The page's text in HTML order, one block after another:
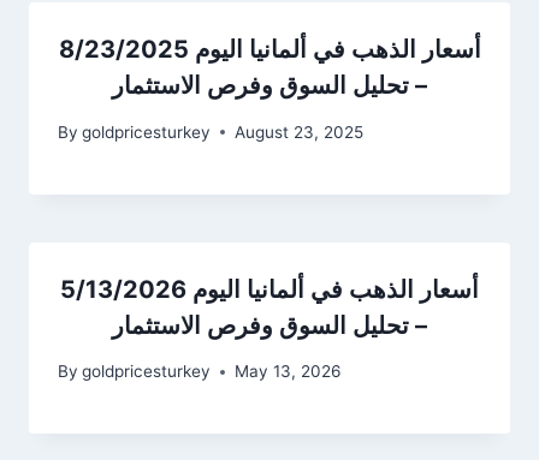
أسعار الذهب في ألمانيا اليوم 8/23/2025
– تحليل السوق وفرص الاستثمار
By goldpricesturkey August 23, 2025
أسعار الذهب في ألمانيا اليوم 5/13/2026
– تحليل السوق وفرص الاستثمار
By goldpricesturkey May 13, 2026